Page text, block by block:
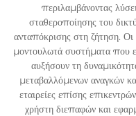
περιλαμβάνοντας
σταθεροποίησης του
ανταπόκρισης στη ζήτηση.
μοντουλωτά συστήματα που
αυξήσουν τη
μεταβαλλόμενων αναγκών
εταιρείες επίσης
χρήστη διεπαφών και